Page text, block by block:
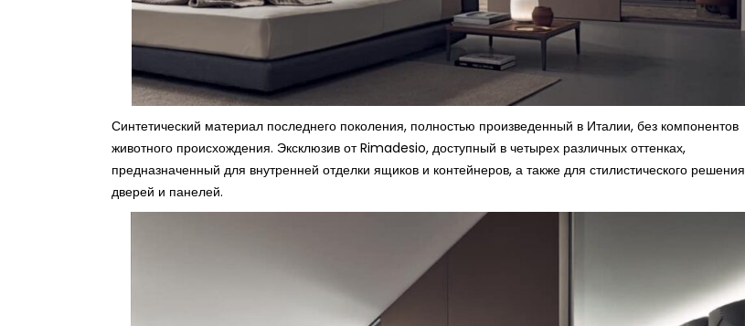
Синтетический материал последнего поколения, полностью произведенный в Италии, без компонентов
животного происхождения. Эксклюзив от Rimadesio, доступный в четырех различных оттенках,
предназначенный для внутренней отделки ящиков и контейнеров, а также для стилистического решения
дверей и панелей.